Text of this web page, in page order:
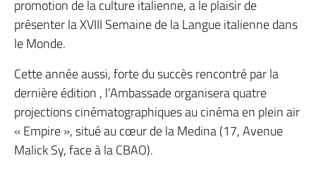
promotion de la culture italienne, a le plaisir de
présenter la XVIII Semaine de la Langue italienne dans
le Monde.
Cette année aussi, forte du succès rencontré par la
dernière édition , l’Ambassade organisera quatre
projections cinématographiques au cinéma en plein air
« Empire », situé au cœur de la Medina (17, Avenue
Malick Sy, face à la CBAO).